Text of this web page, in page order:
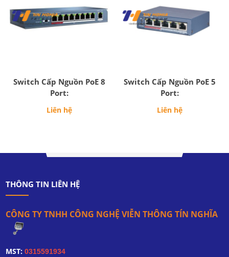
Switch Cấp Nguồn PoE 8
Port:
Liên hệ
Switch Cấp Nguồn PoE 5
Port:
Liên hệ
THÔNG TIN LIÊN HỆ
CÔNG TY TNHH CÔNG NGHỆ VIỄN THÔNG TÍN NGHĨA
MST: 0315591934